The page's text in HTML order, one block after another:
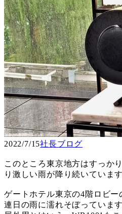
2022/7/15社長ブログ
このところ東京地方はすっか
り激しい雨が降り続いています
ゲートホテル東京の4階ロビ
連日の雨に濡れそぼっています